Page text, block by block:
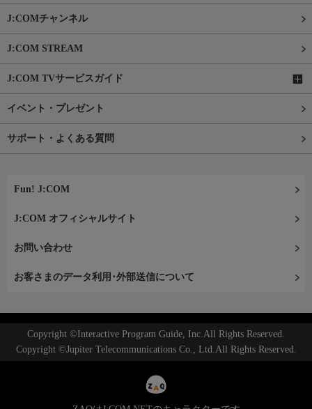
J:COMチャンネル
J:COM STREAM
J:COM TVサービスガイド
イベント・プレゼント
サポート・よくある質問
Fun! J:COM
J:COM オフィシャルサイト
お問い合わせ
お客さまのデータ利用･外部送信について
Copyright ©Interactive Program Guide, Inc.All Rights Reserved.
Copyright ©Jupiter Telecommunications Co., Ltd.All Rights Reserved.